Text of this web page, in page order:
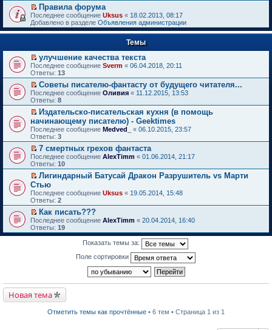
й
т
и
к
п
в
о
м
у
н
е
п
р
о
ч
и
т
а
н
н
о
м
у
с
о
о
б
щ
е
н
и
П
е
р
е
т
и
к
п
е
р
в
о
м
у
н
е
п
р
о
ч
и
т
а
н
н
о
м
у
с
о
ю
Правила форума
Последнее сообщение Uksus « 18.02.2013, 08:17
Добавлено в разделе Объявления администрации
Темы
П
е
р
е
й
т
и
к
п
е
р
в
о
м
у
н
е
п
р
о
ч
и
т
а
н
о
о
б
щ
улучшение качества текста
Последнее сообщение Sverm « 06.04.2018, 20:11
Ответы: 13
П
е
р
е
й
т
и
к
п
е
р
в
о
м
у
н
е
п
р
о
ч
м
у
с
Советы писателю-фантасту от будущего читателя...
Последнее сообщение Оливия « 11.12.2015, 13:53
Ответы: 8
П
е
р
е
й
т
и
к
п
е
р
в
о
м
у
н
е
а
н
н
Издательско-писательская кухня (в помощь
начинающему писателю) - Geektimes
Последнее сообщение Medved_ « 06.10.2015, 23:57
Ответы: 3
П
е
р
е
й
т
и
к
п
е
р
в
р
о
ч
7 смертных грехов фантаста
Последнее сообщение AlexTimm « 01.06.2014, 21:17
Ответы: 10
П
е
р
е
й
т
и
к
у
е
Лигиндарный Батусай Дракон Разрушитель vs Марти
Стью
Последнее сообщение Uksus « 19.05.2014, 15:48
Ответы: 2
П
е
р
е
в
Как писать???
Последнее сообщение AlexTimm « 20.04.2014, 16:40
Ответы: 19
Показать темы за:
Поле сортировки
Новая тема
Отметить темы как прочтённые • 6 тем • Страница 1 из 1